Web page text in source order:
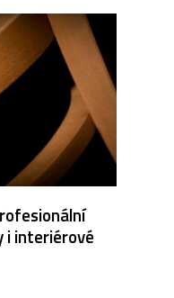
i interiérové